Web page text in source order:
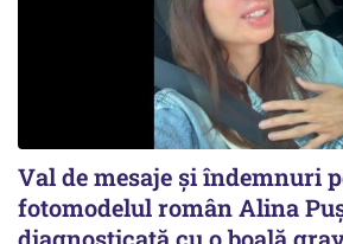
Val de mesaje și îndemnuri
fotomodelul român Alina